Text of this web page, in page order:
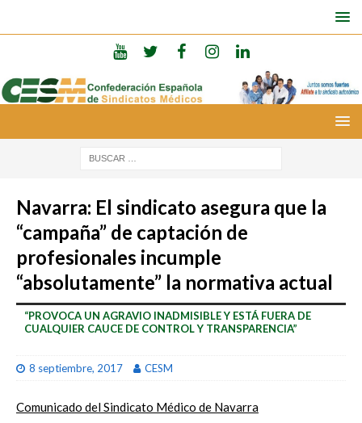
Navarra: El sindicato asegura que la
“campaña” de captación de
profesionales incumple
“absolutamente” la normativa actual
“PROVOCA UN AGRAVIO INADMISIBLE Y ESTÁ FUERA DE
CUALQUIER CAUCE DE CONTROL Y TRANSPARENCIA”
8 septiembre, 2017 CESM
Comunicado del Sindicato Médico de Navarra